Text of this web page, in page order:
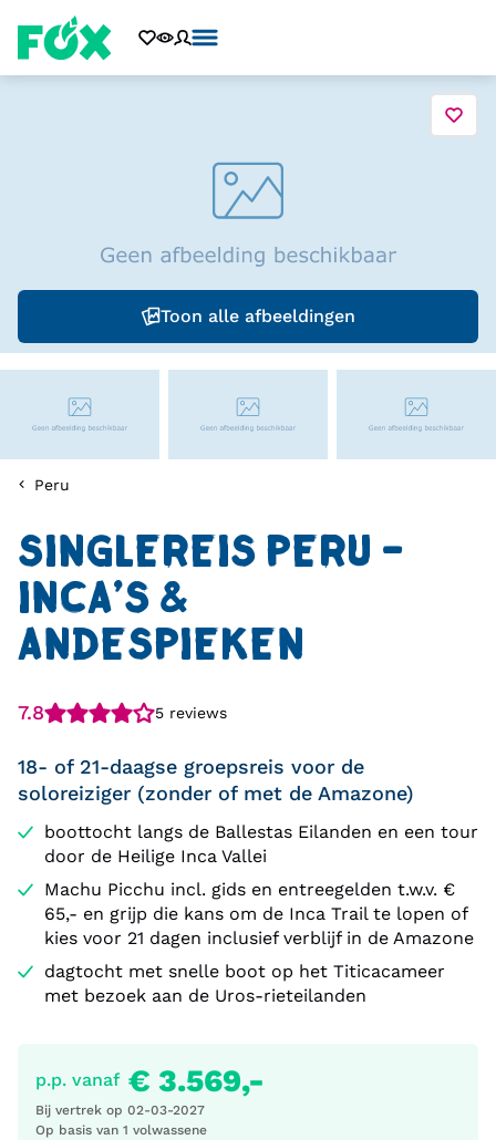
Toon alle afbeeldingen
Peru
SINGLEREIS PERU -
INCA'S &
ANDESPIEKEN
7.8 5 reviews
18- of 21-daagse groepsreis voor de
soloreiziger (zonder of met de Amazone)
boottocht langs de Ballestas Eilanden en een tour
door de Heilige Inca Vallei
Machu Picchu incl. gids en entreegelden t.w.v. €
65,- en grijp die kans om de Inca Trail te lopen of
kies voor 21 dagen inclusief verblijf in de Amazone
dagtocht met snelle boot op het Titicacameer
met bezoek aan de Uros-rieteilanden
p.p. vanaf € 3.569,-
Bij vertrek op 02-03-2027
Op basis van 1 volwassene